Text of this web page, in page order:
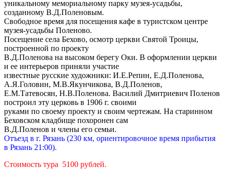
уникальному мемориальному парку музея-усадьбы,
созданному В.Д.Поленовым.
Свободное время для посещения кафе в туристском центре
музея-усадьбы Поленово.
Посещение села Бехово, осмотр церкви Святой Троицы,
построенной по проекту
В.Д.Поленова на высоком берегу Оки. В оформлении церкви
и ее интерьеров приняли участие
известные русские художники: И.Е.Репин, Е.Д.Поленова,
А.Я.Головин, М.В.Якунчикова, В.Д.Поленов,
Е.М.Татевосян, Н.В.Поленова. Василий Дмитриевич Поленов
построил эту церковь в 1906 г. своими
руками по своему проекту и своим чертежам. На старинном
Беховском кладбище похоронен сам
В.Д.Поленов и члены его семьи.
Отъезд в г. Рязань (230 км, ориентировочное время прибытия
в Рязань 21:00).
Стоимость тура 5100 рублей.